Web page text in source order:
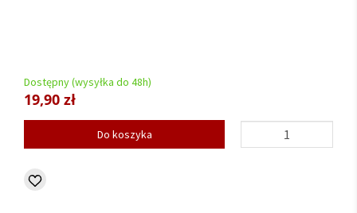
Dostępny (wysyłka do 48h)
19,90 zł
Do koszyka